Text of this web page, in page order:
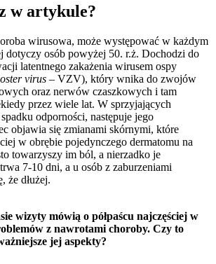
w artykule?
wirusowa, może występować w każdym
dotyczy osób powyżej 50. r.ż. Dochodzi do
latentnego zakażenia wirusem ospy
virus – VZV), który wnika do zwojów
oraz nerwów czaszkowych i tam
przez wiele lat. W sprzyjających
odporności, następuje jego
objawia się zmianami skórnymi, które
w obrębie pojedynczego dermatomu na
towarzyszy im ból, a nierzadko je
7-10 dni, a u osób z zaburzeniami
że dłużej.
wizyty mówią o półpaścu najczęściej w
z nawrotami choroby. Czy to
jej aspekty?